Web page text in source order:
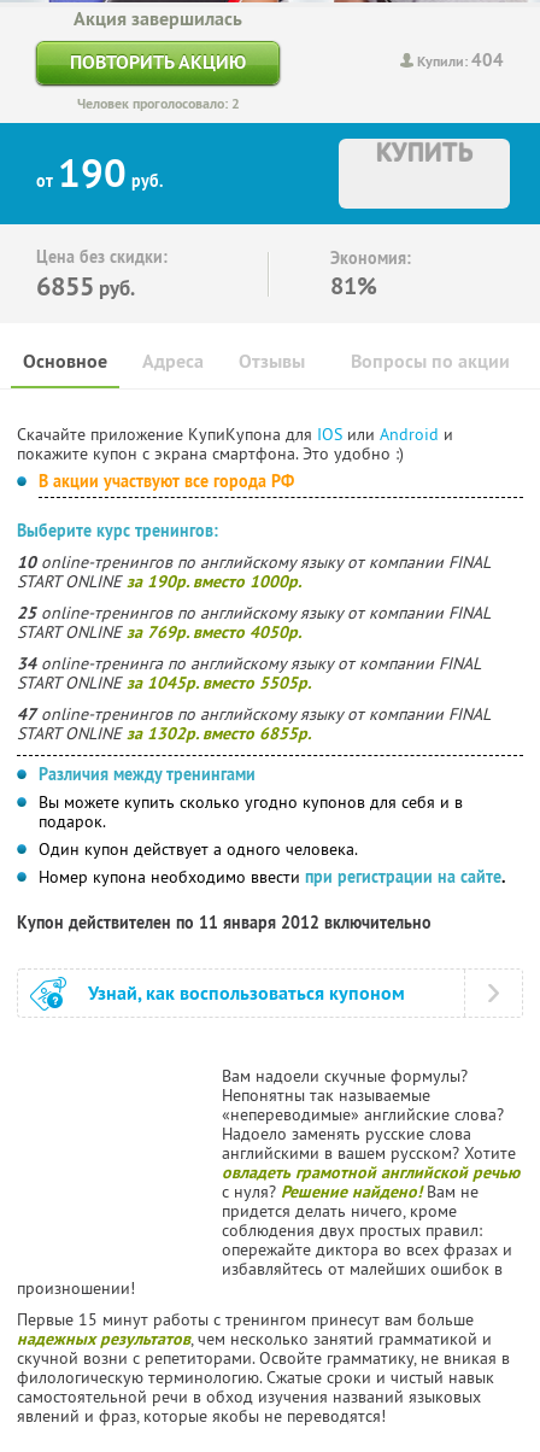
Купили:404
Акция завершилась
ПОВТОРИТЬ АКЦИЮ
Человек проголосовало: 2
от 190 руб.
КУПИТЬ
Цена без скидки:
6855 руб.
Экономия:
81%
Основное Отзывы Вопросы по акции
Адреса
Скачайте приложение КупиКупона для IOS или Android и
покажите купон с экрана смартфона. Это удобно :)
В акции участвуют все города РФ
Выберите курс тренингов:
10online-тренингов по английскому языку от компании FINAL
START ONLINEза 190р. вместо 1000р.
25online-тренингов по английскому языку от компании FINAL
START ONLINEза 769р. вместо 4050р.
34 online-тренинга по английскому языку от компании FINAL
START ONLINEза 1045р. вместо 5505р.
47online-тренингов по английскому языку от компании FINAL
START ONLINEза 1302р. вместо 6855р.
Различия между тренингами
Вы можете купить сколько угодно купонов для себя и в
подарок.
Один купон действует а одного человека.
Номер купона необходимо ввести при регистрации на сайте.
Купон действителен по 11 января 2012 включительно
Узнай, как воспользоваться купоном
Вам надоели скучные формулы?
Непонятны так называемые
«непереводимые» английские слова?
Надоело заменять русские слова
английскими в вашем русском? Хотите
овладеть грамотной английской речью
с нуля? Решение найдено!Вам не
придется делать ничего, кроме
соблюдения двух простых правил:
опережайте диктора во всех фразах и
избавляйтесь от малейших ошибок в
произношении!
Первые 15 минут работы с тренингом принесут вам больше
надежных результатов, чем несколько занятий грамматикой и
скучной возни с репетиторами. Освойте грамматику, не вникая в
филологическую терминологию. Сжатые сроки и чистый навык
самостоятельной речи в обход изучения названий языковых
явлений и фраз, которые якобы не переводятся!